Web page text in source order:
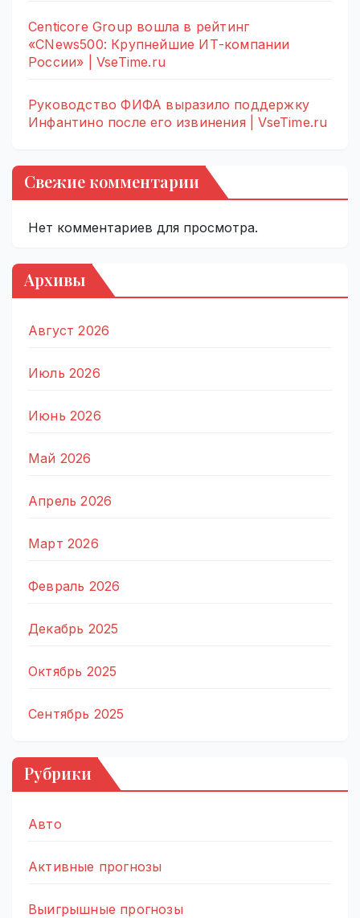
Centicore Group вошла в рейтинг
«CNews500: Крупнейшие ИТ-компании
России» | VseTime.ru
Руководство ФИФА выразило поддержку
Инфантино после его извинения | VseTime.ru
Свежие комментарии
Нет комментариев для просмотра.
Архивы
Август 2026
Июль 2026
Июнь 2026
Май 2026
Апрель 2026
Март 2026
Февраль 2026
Декабрь 2025
Октябрь 2025
Сентябрь 2025
Рубрики
Авто
Активные прогнозы
Выигрышные прогнозы